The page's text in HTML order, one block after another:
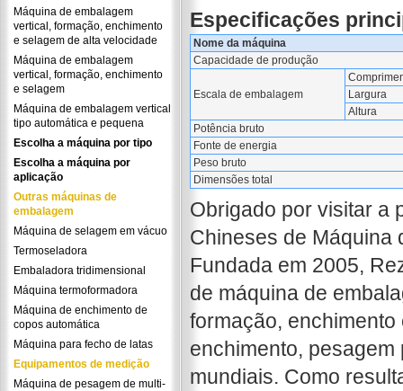
Máquina de embalagem
vertical, formação, enchimento
e selagem de alta velocidade
Máquina de embalagem
vertical, formação, enchimento
e selagem
Máquina de embalagem vertical
tipo automática e pequena
Escolha a máquina por tipo
Escolha a máquina por
aplicação
Outras máquinas de
embalagem
Máquina de selagem em vácuo
Termoseladora
Embaladora tridimensional
Máquina termoformadora
Máquina de enchimento de
copos automática
Máquina para fecho de latas
Equipamentos de medição
Máquina de pesagem de multi-
Especificações
Nome da máquina
Capacidade de produção
Escala de embalagem
Largura
Altura
Potência bruto
Fonte de energia
Peso bruto
Dimensões total
Obrigado por visitar a
Chineses de Máquina
Fundada em 2005,
de máquina de
formação,
enchimento,
mundiais. Como